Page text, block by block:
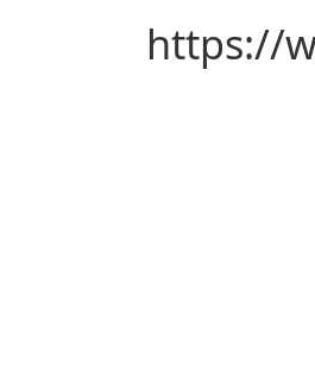
https://